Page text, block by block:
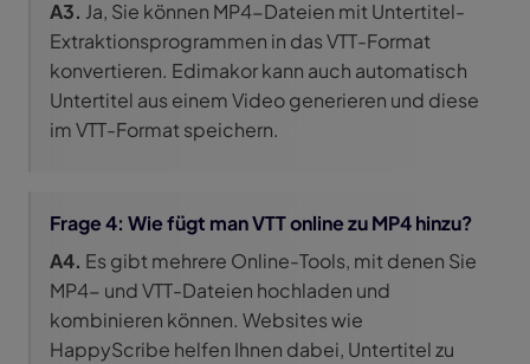
A3. Ja, Sie können MP4-Dateien mit Untertitel-
Extraktionsprogrammen in das VTT-Format
konvertieren. Edimakor kann auch automatisch
Untertitel aus einem Video generieren und diese
im VTT-Format speichern.
Frage 4: Wie fügt man VTT online zu MP4 hinzu?
A4. Es gibt mehrere Online-Tools, mit denen Sie
MP4- und VTT-Dateien hochladen und
kombinieren können. Websites wie
HappyScribe helfen Ihnen dabei, Untertitel zu